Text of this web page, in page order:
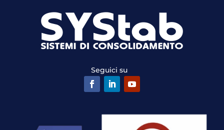
Seguici su